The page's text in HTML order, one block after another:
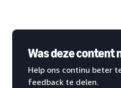
Was deze content
Help ons continu beter
feedback te delen.